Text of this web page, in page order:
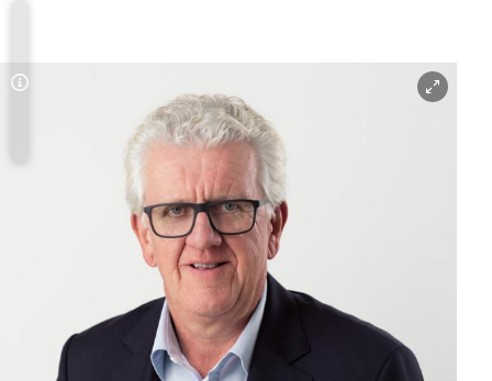
Copyright-Hinweis öffnen/schließen